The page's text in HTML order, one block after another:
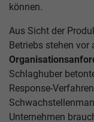
können.
Aus Sicht der
Betriebs stehen vor
Schlaghuber
Response-
Unternehmen